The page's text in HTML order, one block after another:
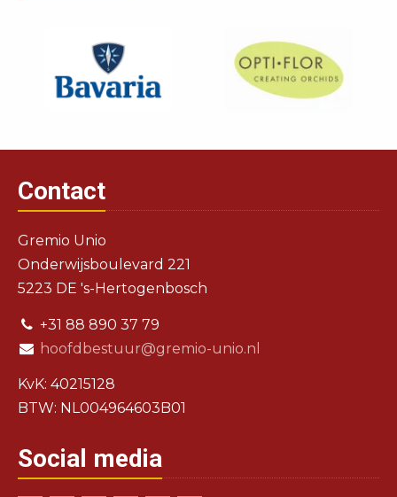
Contact
Gremio Unio
Onderwijsboulevard 221
5223 DE 's-Hertogenbosch
+31 88 890 37 79
hoofdbestuur@gremio-unio.nl
KvK: 40215128
BTW: NL004964603B01
Social media